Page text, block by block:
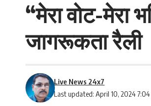
“मेरा वोट-मेरा
जागरूकता रैली
Last updated: April 10, 2024
Live News 24x7